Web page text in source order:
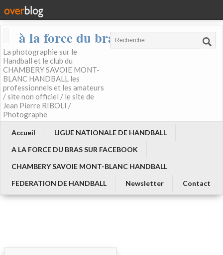
à la force du bras
La photographie sur le
Handball et le club du
CHAMBERY SAVOIE MONT-
BLANC HANDBALL les
professionnels et les amateurs
/ site non officiel / le site de
Jean Pierre RIBOLI /
Photographe
Accueil
LIGUE NATIONALE DE HANDBALL
A LA FORCE DU BRAS SUR FACEBOOK
CHAMBERY SAVOIE MONT-BLANC HANDBALL
FEDERATION DE HANDBALL
Newsletter Contact